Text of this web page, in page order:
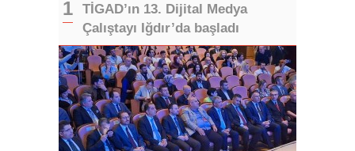
TİGAD’ın 13. Dijital Medya
Çalıştayı Iğdır’da başladı